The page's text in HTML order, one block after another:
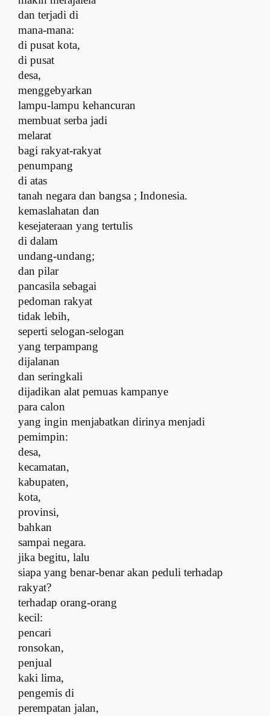
dan terjadi di
mana-mana:
di pusat kota,
di pusat
desa,
menggebyarkan
lampu-lampu kehancuran
membuat serba jadi
melarat
bagi rakyat-rakyat
penumpang
di atas
tanah negara dan bangsa ; Indonesia.
kemaslahatan dan
kesejateraan yang tertulis
di dalam
undang-undang;
dan pilar
pancasila sebagai
pedoman rakyat
tidak lebih,
seperti selogan-selogan
yang terpampang
dijalanan
dan seringkali
dijadikan alat pemuas kampanye
para calon
yang ingin menjabatkan dirinya menjadi
pemimpin:
desa,
kecamatan,
kabupaten,
kota,
provinsi,
bahkan
sampai negara.
jika begitu, lalu
siapa yang benar-benar akan peduli terhadap
rakyat?
terhadap orang-orang
kecil:
pencari
ronsokan,
penjual
kaki lima,
pengemis di
perempatan jalan,